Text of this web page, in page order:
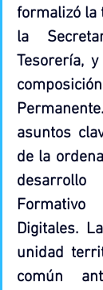
formalizó la
la
Tesorería,
asuntos
de la
Formativo
Digitales.
unidad
común